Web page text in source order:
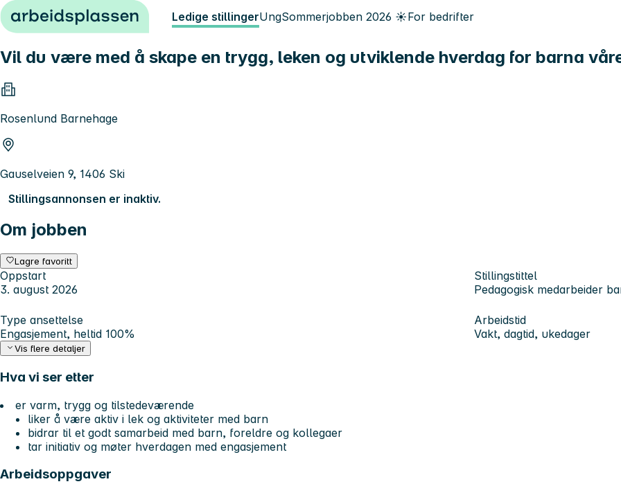
Hopp til innhold Ledige stillingerUngSommerjobben 2026 ☀️For bedrifter
Vil du være med å skape en trygg, leken og utviklende hverdag for barna
Rosenlund Barnehage
Gauselveien 9, 1406 Ski
Stillingsannonsen er inaktiv.
Om jobben
Lagre favoritt
Oppstart
3. august 2026
Stillingstittel
Pedagogisk medarbeider
Type ansettelse
Engasjement, heltid 100%
Arbeidstid
Vakt, dagtid, ukedager
Vis flere detaljer
Hva vi ser etter
er varm, trygg og tilstedeværende
liker å være aktiv i lek og aktiviteter med barn
bidrar til et godt samarbeid med barn, foreldre og kollegaer
tar initiativ og møter hverdagen med engasjement
Arbeidsoppgaver